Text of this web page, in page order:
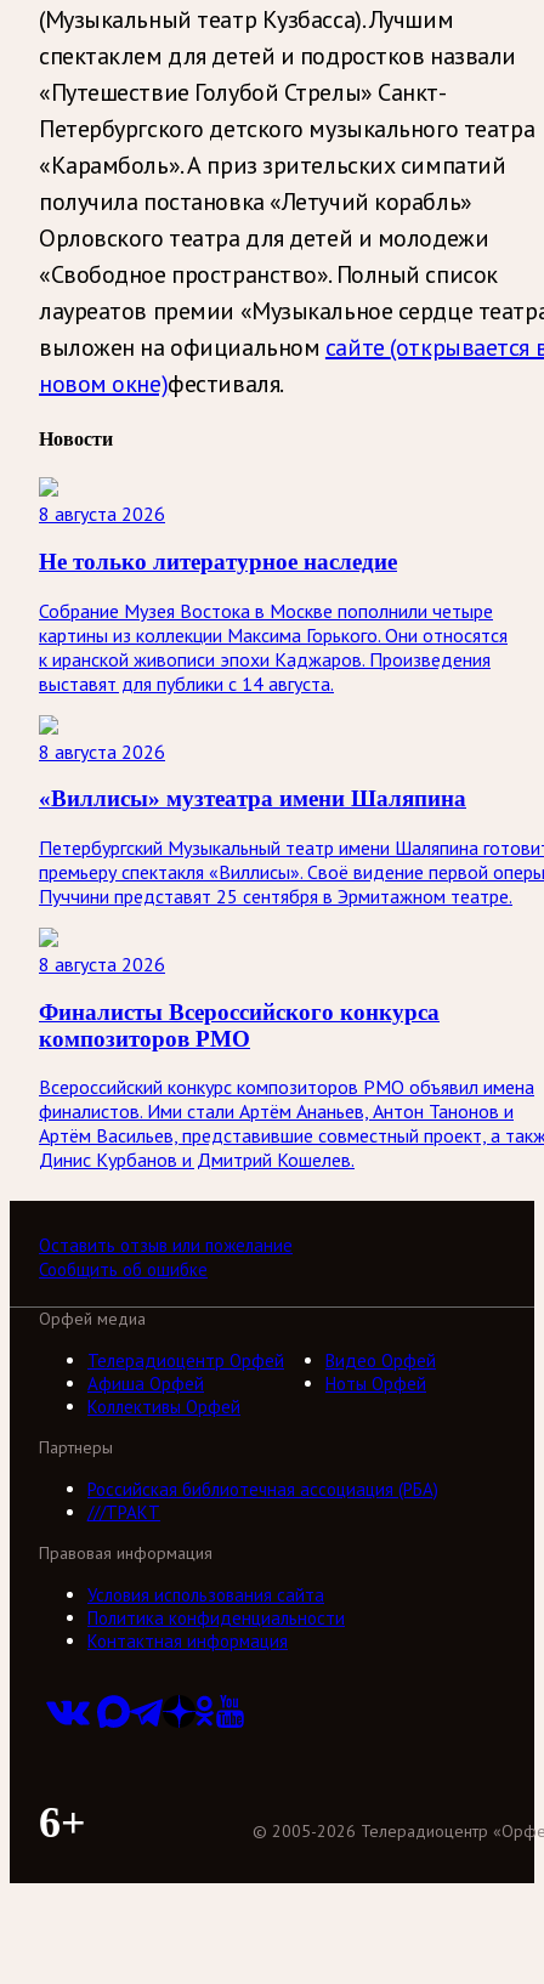
(Музыкальный театр Кузбасса). Лучшим
спектаклем для детей и подростков назвали
«Путешествие Голубой Стрелы» Санкт-
Петербургского детского музыкального театра
«Карамболь». А приз зрительских симпатий
получила постановка «Летучий корабль»
Орловского театра для детей и молодежи
«Свободное пространство». Полный список
лауреатов премии «Музыкальное сердце
выложен на официальном сайте (открывается
новом окне)фестиваля.
Новости
8 августа 2026
Не только литературное наследие
Собрание Музея Востока в Москве пополнили четыре
картины из коллекции Максима Горького. Они относятся
к иранской живописи эпохи Каджаров. Произведения
выставят для публики с 14 августа.
8 августа 2026
«Виллисы» музтеатра имени Шаляпина
Петербургский Музыкальный театр имени Шаляпина
премьеру спектакля «Виллисы». Своё видение первой оперы
Пуччини представят 25 сентября в Эрмитажном театре.
8 августа 2026
Финалисты Всероссийского конкурса
композиторов РМО
Всероссийский конкурс композиторов РМО объявил имена
финалистов. Ими стали Артём Ананьев, Антон Танонов и
Артём Васильев, представившие совместный проект, а
Динис Курбанов и Дмитрий Кошелев.
Оставить отзыв или пожелание
Сообщить об ошибке
Орфей медиа
Телерадиоцентр Орфей
Видео Орфей
Афиша Орфей
Ноты Орфей
Коллективы Орфей
Партнеры
Российская библиотечная ассоциация (РБА)
///ТРАКТ
Правовая информация
Условия использования сайта
Политика конфиденциальности
Контактная информация
6+ © 2005-2026 Телерадиоцентр